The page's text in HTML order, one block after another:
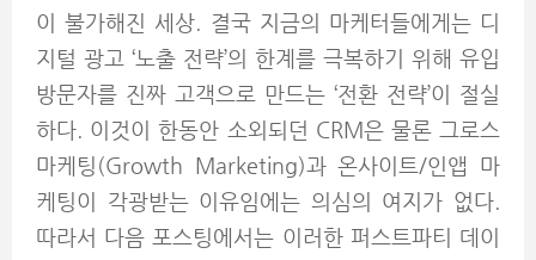
이 불가해진 세상. 결국 지금의 마케터들에게는 디
지털 광고 ‘노출 전략’의 한계를 극복하기 위해 유입
방문자를 진짜 고객으로 만드는 ‘전환 전략’이 절실
하다. 이것이 한동안 소외되던 CRM은 물론 그로스
마케팅(Growth Marketing)과 온사이트/인앱 마
케팅이 각광받는 이유임에는 의심의 여지가 없다.
따라서 다음 포스팅에서는 이러한 퍼스트파티 데이